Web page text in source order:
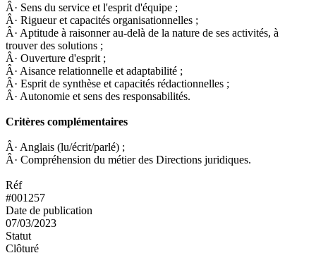
Â· Sens du service et l'esprit d'équipe ;
Â· Rigueur et capacités organisationnelles ;
Â· Aptitude à raisonner au-delà de la nature de ses activités, à
trouver des solutions ;
Â· Ouverture d'esprit ;
Â· Aisance relationnelle et adaptabilité ;
Â· Esprit de synthèse et capacités rédactionnelles ;
Â· Autonomie et sens des responsabilités.
Critères complémentaires
Â· Anglais (lu/écrit/parlé) ;
Â· Compréhension du métier des Directions juridiques.
Réf
#001257
Date de publication
07/03/2023
Statut
Clôturé